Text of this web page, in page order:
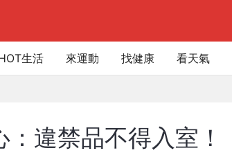
生活 來運動 找健康 看天氣
違禁品不得入室！